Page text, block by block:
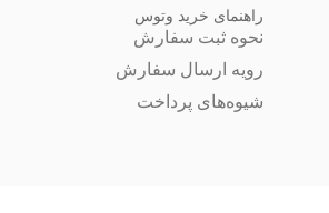
راهنمای خرید وتوس
نحوه ثبت سفارش
رویه ارسال سفارش
شیوه‌های پرداخت